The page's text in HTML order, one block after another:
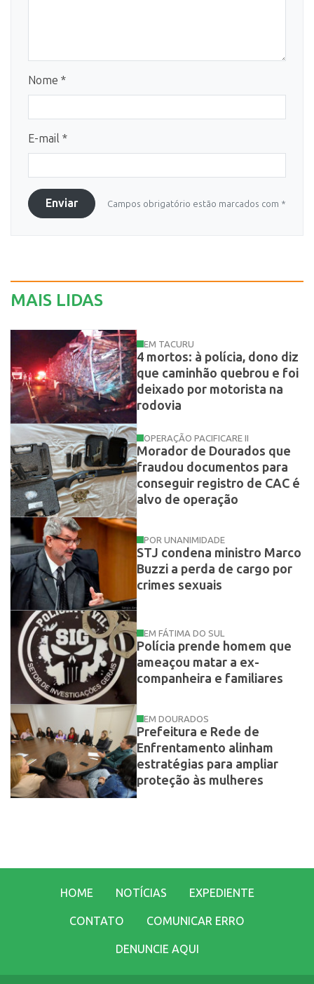
Nome *
E-mail *
Enviar Campos obrigatório estão marcados com *
MAIS LIDAS
EM TACURU
4 mortos: à polícia, dono diz
que caminhão quebrou e foi
deixado por motorista na
rodovia
OPERAÇÃO PACIFICARE II
Morador de Dourados que
fraudou documentos para
conseguir registro de CAC é
alvo de operação
POR UNANIMIDADE
STJ condena ministro Marco
Buzzi a perda de cargo por
crimes sexuais
EM FÁTIMA DO SUL
Polícia prende homem que
ameaçou matar a ex-
companheira e familiares
EM DOURADOS
Prefeitura e Rede de
Enfrentamento alinham
estratégias para ampliar
proteção às mulheres
HOME NOTÍCIAS EXPEDIENTE
CONTATO COMUNICAR ERRO
DENUNCIE AQUI